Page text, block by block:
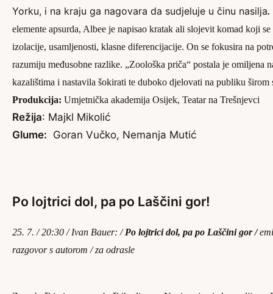
Yorku, i na kraju ga nagovara da sudjeluje u činu nasilja.
elemente apsurda, Albee je napisao kratak ali slojevit komad koji
izolacije, usamljenosti, klasne diferencijacije. On se fokusira na
razumiju međusobne razlike. „Zoološka priča“ postala je omiljena
kazalištima i nastavila šokirati te duboko djelovati na publiku širom
Produkcija: Umjetnička akademija Osijek, Teatar na Trešnjevci
Režija: Majkl Mikolić
Glume: Goran Vučko, Nemanja Mutić
Po lojtrici dol, pa po Laščini gor!
25. 7. / 20:30 / Ivan Bauer: /Po lojtrici dol, pa po Laščini gor /
razgovor s autorom /za odrasle